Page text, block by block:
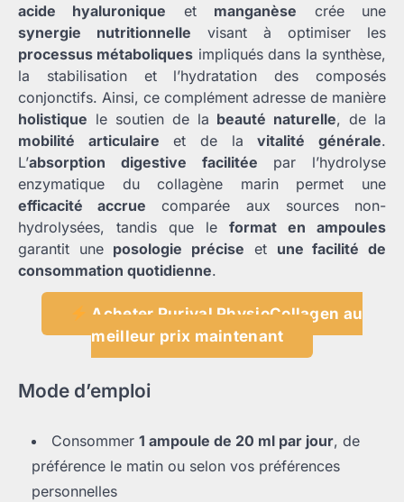
acide hyaluronique et manganèse crée une
synergie nutritionnelle visant à optimiser les
processus métaboliques impliqués dans la synthèse,
la stabilisation et l’hydratation des composés
conjonctifs. Ainsi, ce complément adresse de manière
holistique le soutien de la beauté naturelle, de la
mobilité articulaire et de lavitalité générale.
L’absorption digestive facilitée par l’hydrolyse
enzymatique du collagène marin permet une
efficacité accrue comparée aux sources non-
hydrolysées, tandis que le format en ampoules
garantit une posologie précise et une facilité de
consommation quotidienne.
Acheter Purival PhysioCollagen au
meilleur prix maintenant
Mode d’emploi
Consommer 1 ampoule de 20 ml par jour, de
préférence le matin ou selon vos préférences
personnelles